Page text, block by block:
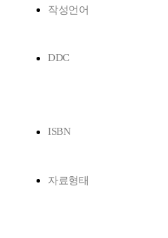
작성언어
DDC
ISBN
자료형태